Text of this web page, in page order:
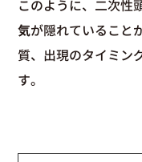
このように、二次性
気が隠れていること
質、出現のタイミン
す。